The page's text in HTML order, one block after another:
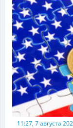
11:27, 7 августа